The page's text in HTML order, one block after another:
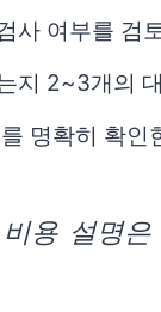
사 여부를 검
지 2~3개의
명확히 확인
용 설명